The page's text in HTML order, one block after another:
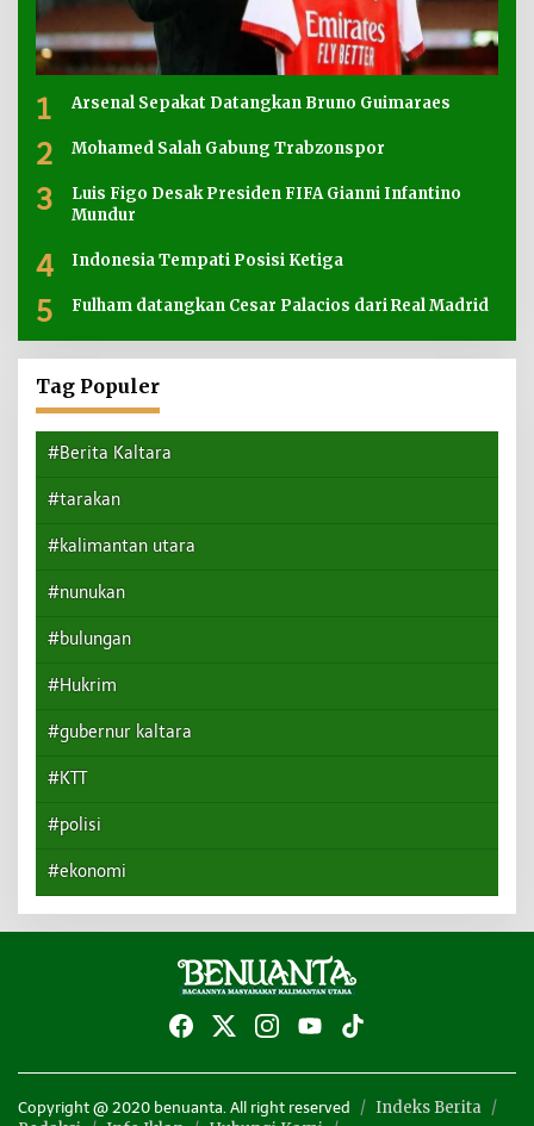
1 Arsenal Sepakat Datangkan Bruno Guimaraes
2 Mohamed Salah Gabung Trabzonspor
3
Luis Figo Desak Presiden FIFA Gianni Infantino
Mundur
4 Indonesia Tempati Posisi Ketiga
5 Fulham datangkan Cesar Palacios dari Real Madrid
Tag Populer
#Berita Kaltara
#tarakan
#kalimantan utara
#nunukan
#bulungan
#Hukrim
#gubernur kaltara
#KTT
#polisi
#ekonomi
Copyright @ 2020 benuanta. All right reserved
Indeks Berita